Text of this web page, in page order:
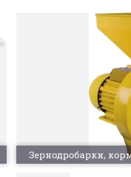
Зернодробарки,